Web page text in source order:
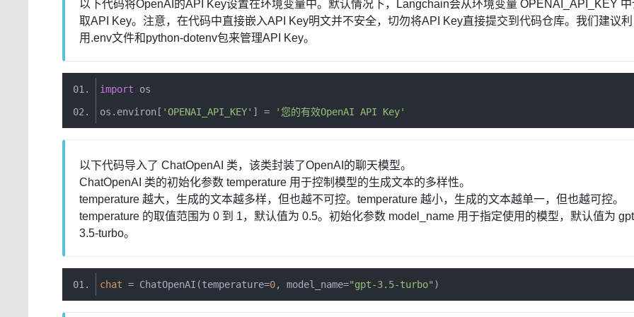
以下代码将OpenAI的API Key设置在环境变量中。默认情况下，Langchain会从环境变量 OPENAI_API_KEY
取API Key。注意，在代码中直接嵌入API Key明文并不安全，切勿将API Key直接提交到代码仓库。我们建议利
用.env文件和python-dotenv包来管理API Key。
import os
os . environ[ 'OPENAI_API_KEY' ] = '您的有效OpenAI API Key'
以下代码导入了 ChatOpenAI 类，该类封装了OpenAI的聊天模型。
ChatOpenAI 类的初始化参数 temperature 用于控制模型的生成文本的多样性。
temperature 越大，生成的文本越多样，但也越不可控。temperature 越小，生成的文本越单一，但也越可控。
temperature 的取值范围为 0 到 1，默认值为 0.5。初始化参数 model_name 用于指定使用的模型，默认值为
3.5-turbo。
chat = ChatOpenAI (temperature=0, model_name="gpt-3.5-turbo" )